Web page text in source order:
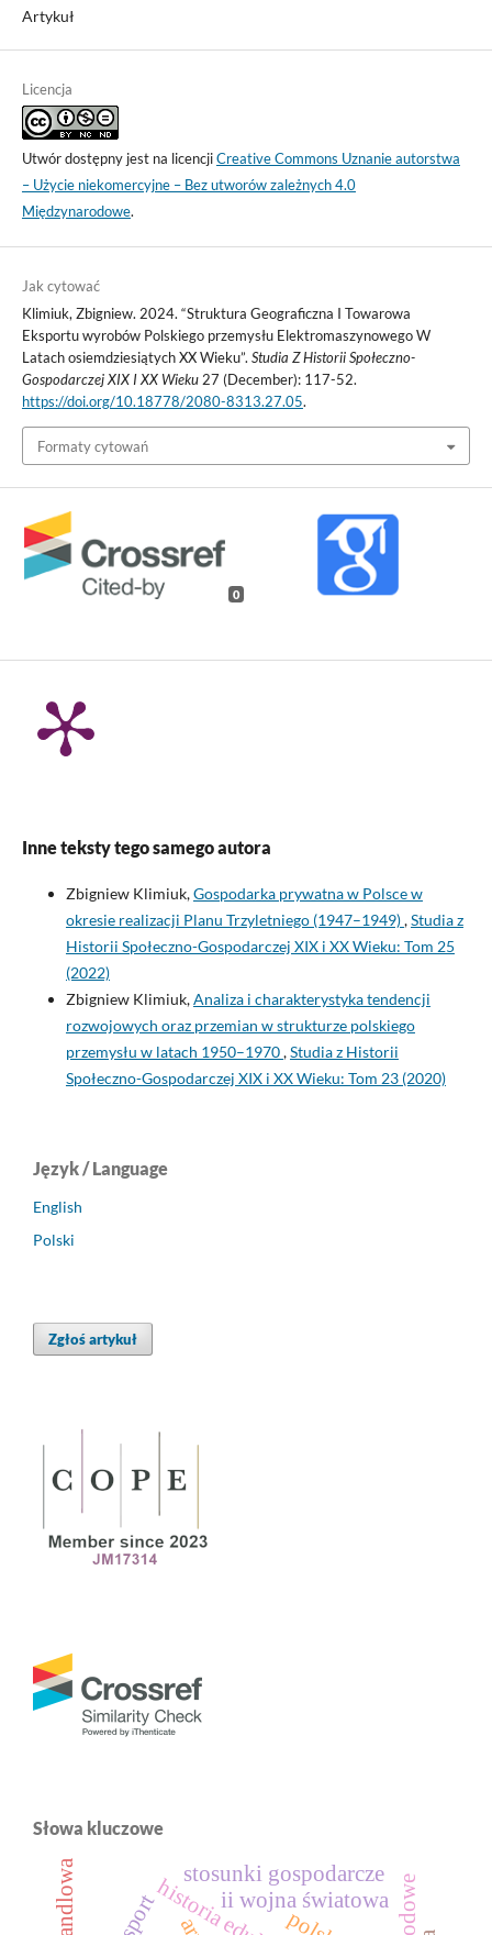
Artykuł
Licencja
Utwór dostępny jest na licencjiCreative Commons Uznanie autorstwa
– Użycie niekomercyjne – Bez utworów zależnych 4.0
Międzynarodowe.
Jak cytować
Klimiuk, Zbigniew. 2024. “Struktura Geograficzna I Towarowa
Eksportu wyrobów Polskiego przemysłu Elektromaszynowego W
Latach osiemdziesiątych XX Wieku”. Studia Z Historii Społeczno-
Gospodarczej XIX I XX Wieku27 (December): 117-52.
https://doi.org/10.18778/2080-8313.27.05.
Formaty cytowań
0
Inne teksty tego samego autora
Zbigniew Klimiuk,Gospodarka prywatna w Polsce w
okresie realizacji Planu Trzyletniego (1947–1949),Studia z
Historii Społeczno-Gospodarczej XIX i XX Wieku: Tom 25
(2022)
Zbigniew Klimiuk,Analiza i charakterystyka tendencji
rozwojowych oraz przemian w strukturze polskiego
przemysłu w latach 1950–1970,Studia z Historii
Społeczno-Gospodarczej XIX i XX Wieku: Tom 23 (2020)
Język / Language
English
Polski
Zgłoś artykuł
Słowa kluczowe
ii wojna światowa
stosunki gospodarcze